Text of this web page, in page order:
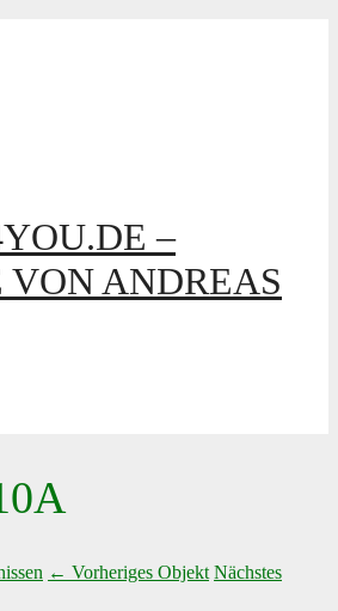
–
ANDREAS
← Vorheriges Objekt Nächstes